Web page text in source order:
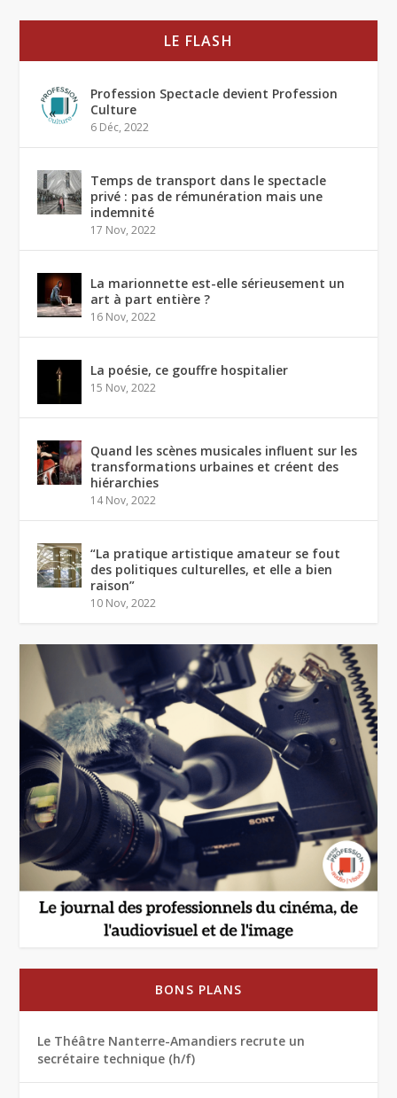
LE FLASH
Profession Spectacle devient Profession
Culture
6 Déc, 2022
Temps de transport dans le spectacle
privé : pas de rémunération mais une
indemnité
17 Nov, 2022
La marionnette est-elle sérieusement un
art à part entière ?
16 Nov, 2022
La poésie, ce gouffre hospitalier
15 Nov, 2022
Quand les scènes musicales influent sur les
transformations urbaines et créent des
hiérarchies
14 Nov, 2022
“La pratique artistique amateur se fout
des politiques culturelles, et elle a bien
raison”
10 Nov, 2022
BONS PLANS
Le Théâtre Nanterre-Amandiers recrute un
secrétaire technique (h/f)